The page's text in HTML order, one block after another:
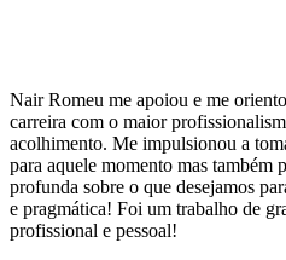
Nair Romeu me apoiou e me
carreira com o maior
acolhimento. Me impulsionou a
para aquele momento mas também
profunda sobre o que desejamos
e pragmática! Foi um trabalho de
profissional e pessoal!